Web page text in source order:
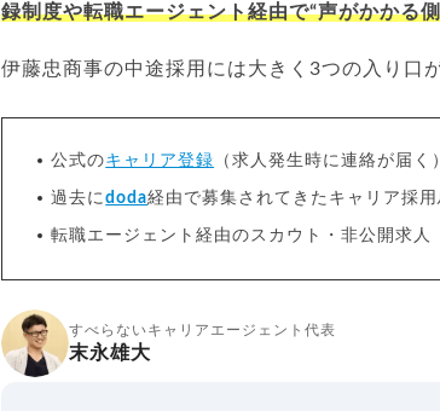
録制度や転職エージェント経由で“声がかかる
伊藤忠商事の中途採用には大きく3つの入り口
公式のキャリア登録 （求人発生時に連絡が届く）
過去にdoda経由で募集されてきたキャリア採用
転職エージェント経由のスカウト・非公開求人
すべらないキャリアエージェント代表
末永雄大